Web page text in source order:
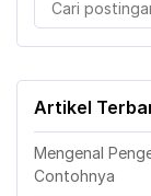
Artikel
Mengenal
Contohnya